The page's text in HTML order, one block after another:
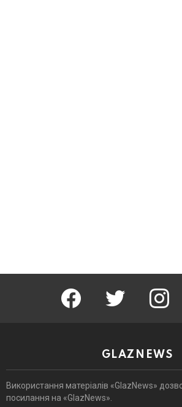
facebook twitter
GLAZNEWS
Використання матеріалів «GlazNews»
посилання на «GlazNews».